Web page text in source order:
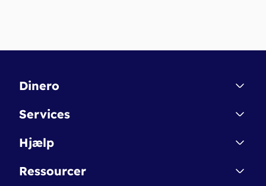
Dinero
Kontakt
Betingelser & Sikkerhed
Nye funktioner
Services
Dinero Starter
Dinero Pro
Hjælp
Regnskabsordbogen
Ressourcer